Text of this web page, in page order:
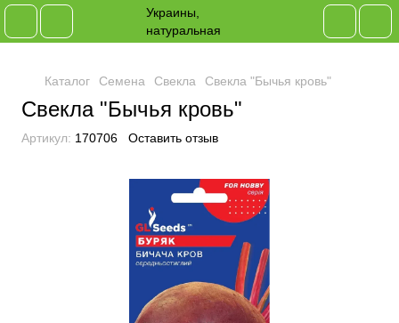
Каталог Семена Свекла Свекла "Бычья кровь"
Свекла "Бычья кровь"
Артикул: 170706 Оставить отзыв